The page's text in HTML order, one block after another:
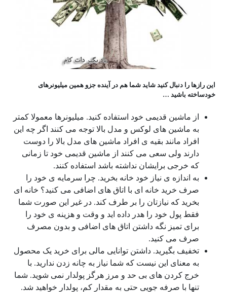
این رازها را دنبال کنید شاید شما هم در آینده جزو همین میلیونرهای
خودساخته باشید …
از ماشین قدیمی خود استفاده کنید. میلیونرها معمولا کمتر
به ماشین های لوکس و مدل بالا توجه می کنند اگر چه این
افراد مانند بقیه ی افراد ماشین های مدل بالا را دوست
دارند ولی سعی می کنند از ماشین قدیمی خود تا زمانی
که خرجی برایشان نداشته باشد استفاده کنند.
به اندازه ی نیاز خود خانه بخرید. چرا سرمایه ی خود را
صرف خرید خانه ای با اتاق های اضافی می کنید؟ خانه ای
بخرید که نیازتان را بر طرف کند. در غیر این صورت شما
فقط پول خود را هدر داده اید و وقت و هزینه ی خود را
برای تمیز نگه داشتن اتاق های اضافی و بدون مصرف
صرف می کنید.
تخفیف بگیرید. داشتن توانایی مالی برای خرید یک محصول
به معنای این نیست که شما نیاز به چانه زدن ندارید. با
خرج کردن های بی حد و مرز هرگز پولدار نمی شوید. شما
تنها با صرفه جویی حتی به مقدار کم، پولدار خواهید شد.